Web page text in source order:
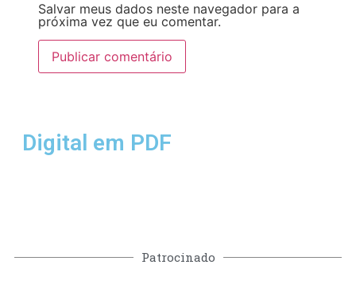
Salvar meus dados neste navegador para a
próxima vez que eu comentar.
Digital em PDF
Patrocinado